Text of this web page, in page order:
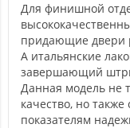
Для финишной
придающие двери
А итальянские
завершающий
Данная модель не
качество, но
показателям